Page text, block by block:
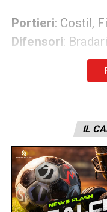
Portieri: Costil,
Difensori:
Gyomber,
Centrocampisti:
Simy, Stewart,
LA PLAYLIST
IL